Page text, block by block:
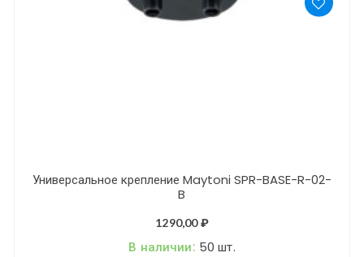
Универсальное крепление Maytoni SPR-BASE-R-02-
B
1290,00₽
В наличии: 50 шт.